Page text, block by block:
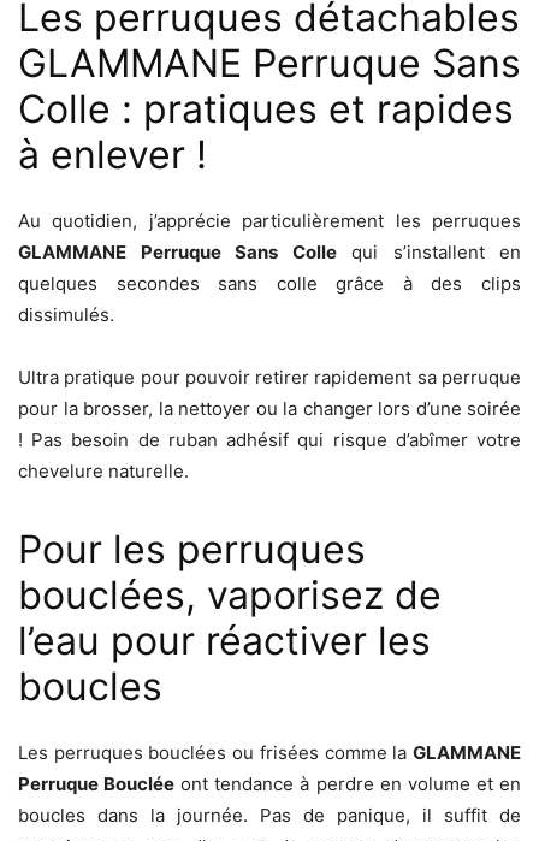
Les perruques détachables
GLAMMANE Perruque Sans
Colle : pratiques et rapides
à enlever !
Au quotidien, j’apprécie particulièrement les perruques
GLAMMANE Perruque Sans Collequi s’installent en
quelques secondes sans colle grâce à des clips
dissimulés.
Ultra pratique pour pouvoir retirer rapidement sa perruque
pour la brosser, la nettoyer ou la changer lors d’une soirée
! Pas besoin de ruban adhésif qui risque d’abîmer votre
chevelure naturelle.
Pour les perruques
bouclées, vaporisez de
l’eau pour réactiver les
boucles
Les perruques bouclées ou frisées comme la GLAMMANE
Perruque Bouclée ont tendance à perdre en volume et en
boucles dans la journée. Pas de panique, il suffit de